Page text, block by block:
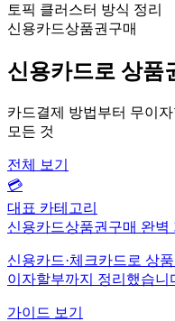
토픽 클러스터 방식 정리
신용카드상품권구매
신용카드로 상품
카드결제 방법부터 무이
모든 것
전체 보기
💳
대표 카테고리
신용카드상품권구매 완벽
신용카드·체크카드로 상
이자할부까지 정리했습니
가이드 보기